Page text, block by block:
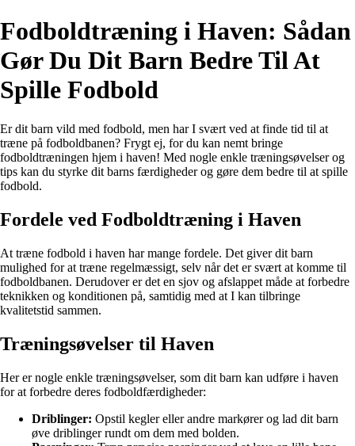
Fodboldtræning i Haven: Sådan
Gør Du Dit Barn Bedre Til At
Spille Fodbold
Er dit barn vild med fodbold, men har I svært ved at finde tid til at
træne på fodboldbanen? Frygt ej, for du kan nemt bringe
fodboldtræningen hjem i haven! Med nogle enkle træningsøvelser og
tips kan du styrke dit barns færdigheder og gøre dem bedre til at spille
fodbold.
Fordele ved Fodboldtræning i Haven
At træne fodbold i haven har mange fordele. Det giver dit barn
mulighed for at træne regelmæssigt, selv når det er svært at komme til
fodboldbanen. Derudover er det en sjov og afslappet måde at forbedre
teknikken og konditionen på, samtidig med at I kan tilbringe
kvalitetstid sammen.
Træningsøvelser til Haven
Her er nogle enkle træningsøvelser, som dit barn kan udføre i haven
for at forbedre deres fodboldfærdigheder:
Driblinger: Opstil kegler eller andre markører og lad dit barn
øve driblinger rundt om dem med bolden.